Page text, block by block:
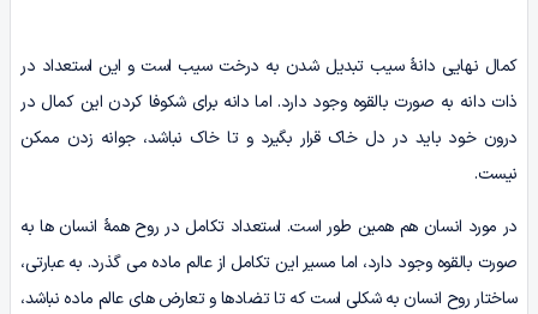
کمال نهایی دانۀ سیب تبدیل شدن به درخت سیب است و این استعداد در
ذات دانه به صورت بالقوه وجود دارد. اما دانه برای شکوفا کردن این کمال در
درون خود باید در دل خاک قرار بگیرد و تا خاک نباشد، جوانه زدن ممکن
نیست.
در مورد انسان هم همین طور است. استعداد تکامل در روح همۀ انسان ها به
صورت بالقوه وجود دارد، اما مسیر این تکامل از عالم ماده می گذرد. به عبارتی،
ساختار روح انسان به شکلی است که تا تضادها و تعارض های عالم ماده نباشد،